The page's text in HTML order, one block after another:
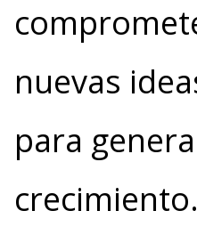
nuevas
para